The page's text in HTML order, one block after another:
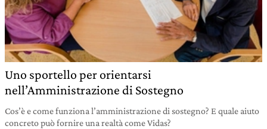
Uno sportello per orientarsi
nell’Amministrazione di Sostegno
Cos’è e come funziona l’amministrazione di sostegno? E quale aiuto
concreto può fornire una realtà come Vidas?